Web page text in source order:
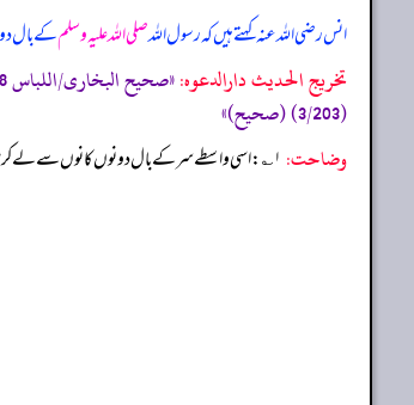
انس رضی اللہ عنہ کہتے ہیں کہرسول اللہصلی اللہ علیہ وسلمکے بال
تخریج الحدیث دارالدعوہ:
(3/203) (صحیح)»
وضاحت: ۱ ؎: اسی واسطے سر کے بال دونوں کانوں سے لے کر مونڈوں تک رکھ سکتا ہے اور مونڈوں سے زیادہ لٹکانا مرد کے لئے بعضوں نے مکروہ رکھا ہے۔